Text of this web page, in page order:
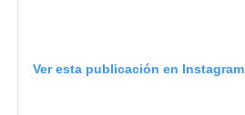
Ver esta publicación en Instagram